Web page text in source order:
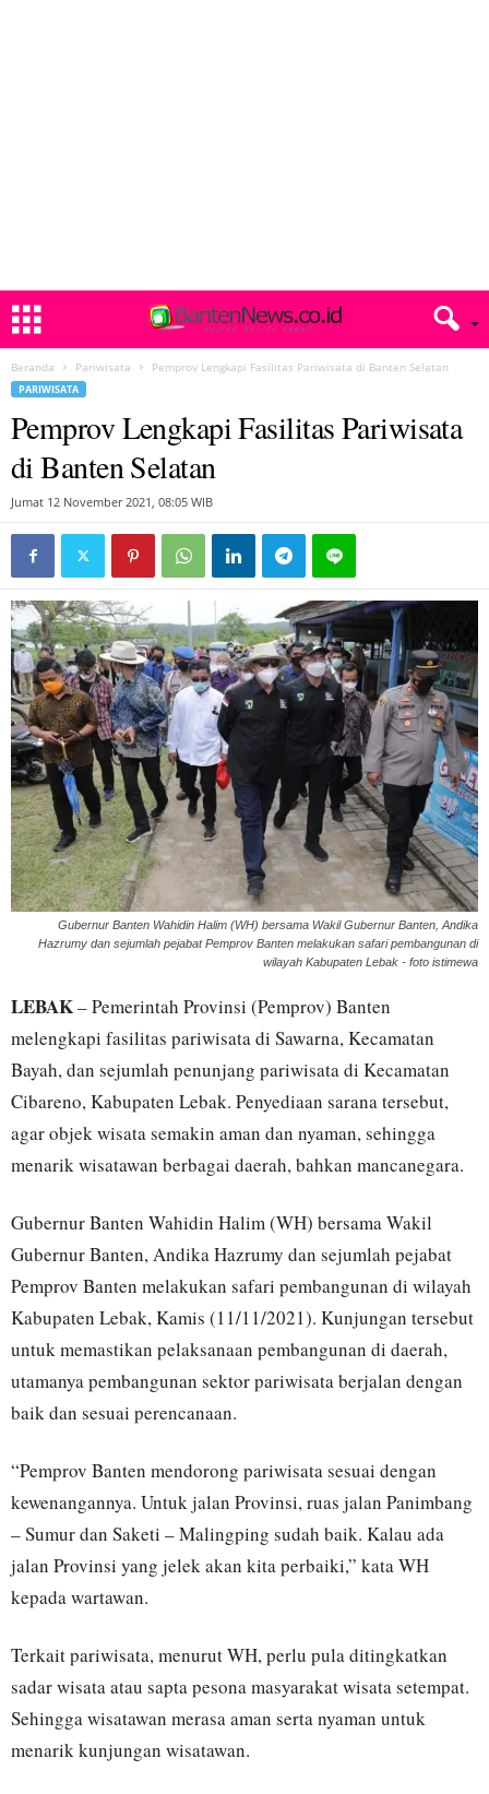
Beranda Pariwisata Pemprov Lengkapi Fasilitas Pariwisata di Banten Selatan
PARIWISATA
Pemprov Lengkapi Fasilitas Pariwisata
di Banten Selatan
Jumat 12 November 2021, 08:05 WIB
Gubernur Banten Wahidin Halim (WH) bersama Wakil Gubernur Banten, Andika
Hazrumy dan sejumlah pejabat Pemprov Banten melakukan safari pembangunan di
wilayah Kabupaten Lebak - foto istimewa
LEBAK– Pemerintah Provinsi (Pemprov) Banten
melengkapi fasilitas pariwisata di Sawarna, Kecamatan
Bayah, dan sejumlah penunjang pariwisata di Kecamatan
Cibareno, Kabupaten Lebak. Penyediaan sarana tersebut,
agar objek wisata semakin aman dan nyaman, sehingga
menarik wisatawan berbagai daerah, bahkan mancanegara.
Gubernur Banten Wahidin Halim (WH) bersama Wakil
Gubernur Banten, Andika Hazrumy dan sejumlah pejabat
Pemprov Banten melakukan safari pembangunan di wilayah
Kabupaten Lebak, Kamis (11/11/2021). Kunjungan tersebut
untuk memastikan pelaksanaan pembangunan di daerah,
utamanya pembangunan sektor pariwisata berjalan dengan
baik dan sesuai perencanaan.
“Pemprov Banten mendorong pariwisata sesuai dengan
kewenangannya. Untuk jalan Provinsi, ruas jalan Panimbang
– Sumur dan Saketi – Malingping sudah baik. Kalau ada
jalan Provinsi yang jelek akan kita perbaiki,” kata WH
kepada wartawan.
Terkait pariwisata, menurut WH, perlu pula ditingkatkan
sadar wisata atau sapta pesona masyarakat wisata setempat.
Sehingga wisatawan merasa aman serta nyaman untuk
menarik kunjungan wisatawan.